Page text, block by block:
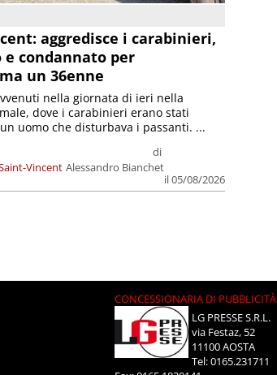
aggredisce i carabinieri,
condannato per
un 36enne
Vincent
di
Alessandro Bianchet
il 05/08/2026
nella giornata di ieri nella
dove i carabinieri erano stati
uomo che disturbava i passanti. ...
CONCESSIONARIA DI PUBBLICITÀ
LG PRESSE S.R.L.
via Festaz, 52
11100 AOSTA
Tel: 0165.231711